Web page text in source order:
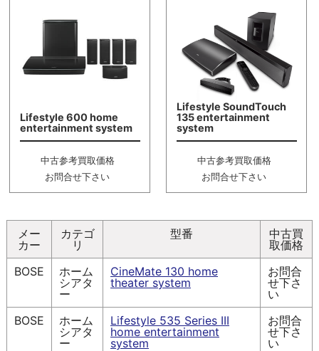
Lifestyle 600 home
entertainment system
中古参考買取価格
お問合せ下さい
Lifestyle SoundTouch
135 entertainment
system
中古参考買取価格
お問合せ下さい
メー
カー
カテゴ
リ
型番
中古買
取価格
BOSE
ホーム
シアタ
ー
CineMate 130 home
theater system
お問合
せ下さ
い
BOSE
ホーム
シアタ
ー
Lifestyle 535 Series III
home entertainment
system
お問合
せ下さ
い